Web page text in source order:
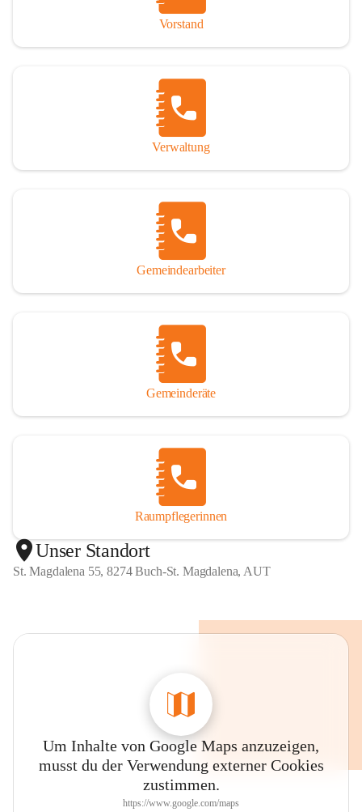
Vorstand
Verwaltung
Gemeindearbeiter
Gemeinderäte
Raumpflegerinnen
Unser Standort
St. Magdalena 55, 8274 Buch-St. Magdalena, AUT
Um Inhalte von Google Maps anzuzeigen,
musst du der Verwendung externer Cookies
zustimmen.
https://www.google.com/maps